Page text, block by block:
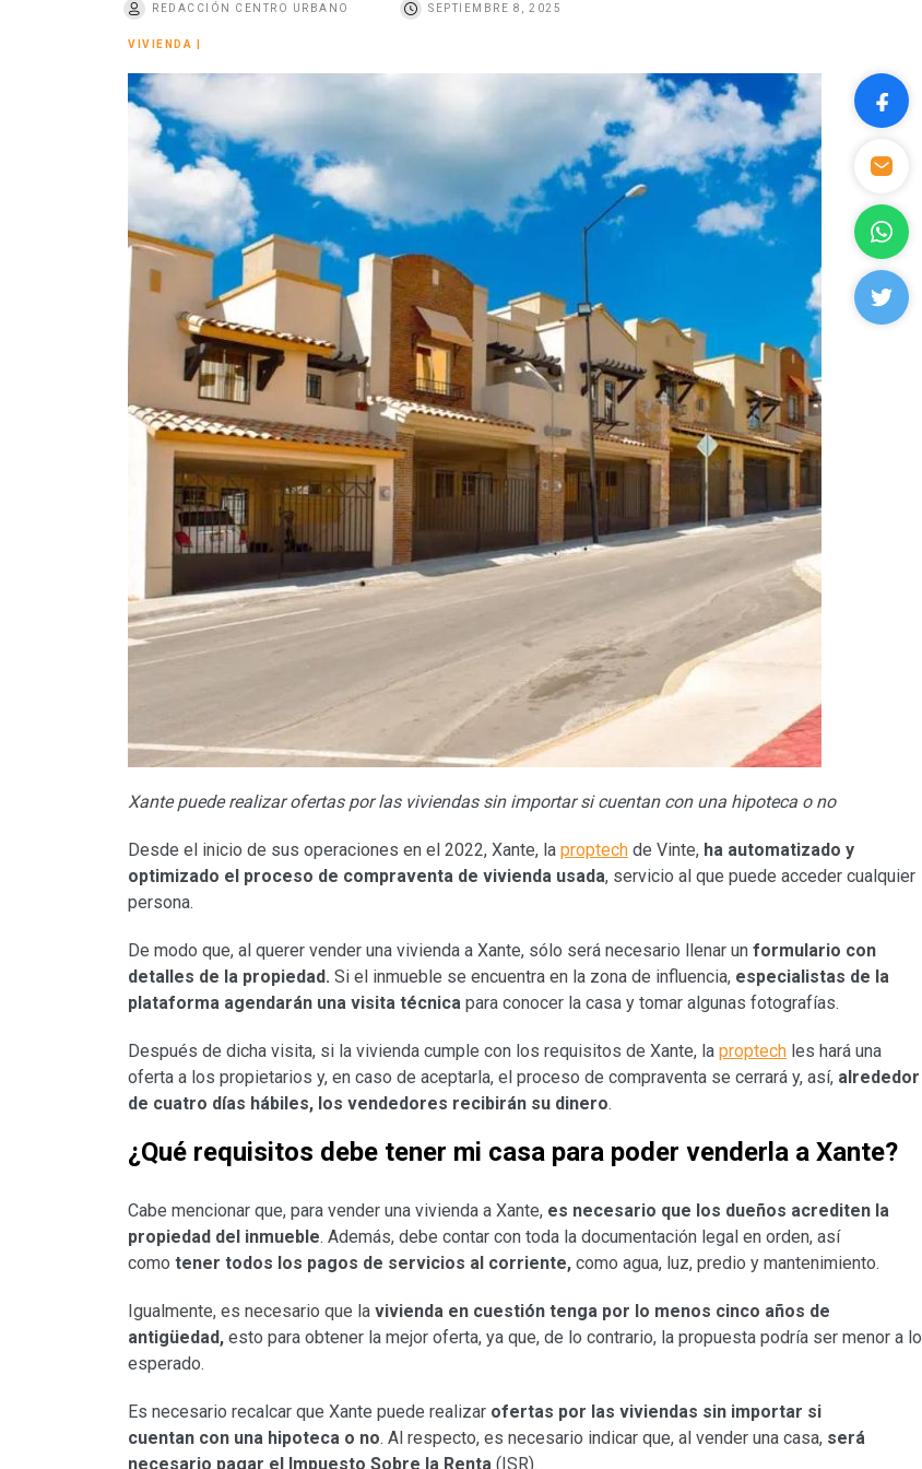
REDACCIÓN CENTRO URBANO SEPTIEMBRE 8, 2025
VIVIENDA
Xante puede realizar ofertas por las viviendas sin importar si cuentan con una hipoteca o no
Desde el inicio de sus operaciones en el 2022, Xante, la proptech de Vinte, ha automatizado y
optimizado el proceso de compraventa de vivienda usada, servicio al que puede acceder cualquier
persona.
De modo que, al querer vender una vivienda a Xante, sólo será necesario llenar un formulario con
detalles de la propiedad. Si el inmueble se encuentra en la zona de influencia, especialistas de la
plataforma agendarán una visita técnica para conocer la casa y tomar algunas fotografías.
Después de dicha visita, si la vivienda cumple con los requisitos de Xante, la proptech les hará una
oferta a los propietarios y, en caso de aceptarla, el proceso de compraventa se cerrará y, así, alrededor
de cuatro días hábiles, los vendedores recibirán su dinero.
¿Qué requisitos debe tener mi casa para poder venderla a Xante?
Cabe mencionar que, para vender una vivienda a Xante, es necesario que los dueños acrediten la
propiedad del inmueble. Además, debe contar con toda la documentación legal en orden, así
como tener todos los pagos de servicios al corriente, como agua, luz, predio y mantenimiento.
Igualmente, es necesario que la vivienda en cuestión tenga por lo menos cinco años de
antigüedad, esto para obtener la mejor oferta, ya que, de lo contrario, la propuesta podría ser menor a lo
esperado.
Es necesario recalcar que Xante puede realizar ofertas por las viviendas sin importar si
cuentan con una hipoteca o no. Al respecto, es necesario indicar que, al vender una casa, será
necesario pagar el Impuesto Sobre la Renta (ISR).